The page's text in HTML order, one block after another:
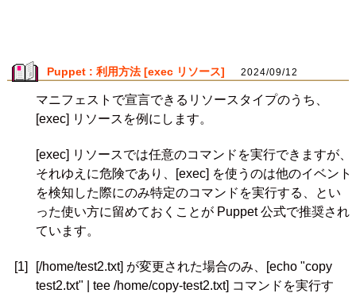
Puppet : 利用方法 [exec リソース] 2024/09/12
マニフェストで宣言できるリソースタイプのうち、
[exec] リソースを例にします。
[exec] リソースでは任意のコマンドを実行できますが、
それゆえに危険であり、[exec] を使うのは他のイベント
を検知した際にのみ特定のコマンドを実行する、とい
った使い方に留めておくことが Puppet 公式で推奨され
ています。
[1]
[/home/test2.txt] が変更された場合のみ、[echo "copy
test2.txt" | tee /home/copy-test2.txt] コマンドを実行す